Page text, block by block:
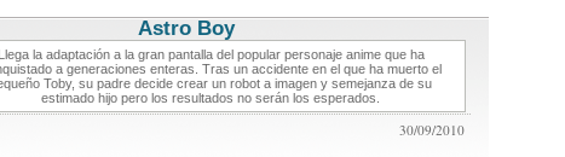
Astro Boy
Llega la adaptación a la gran pantalla del popular personaje anime que ha
a generaciones enteras. Tras un accidente en el que ha muerto el
Toby, su padre decide crear un robot a imagen y semejanza de su
estimado hijo pero los resultados no serán los esperados.
30/09/2010